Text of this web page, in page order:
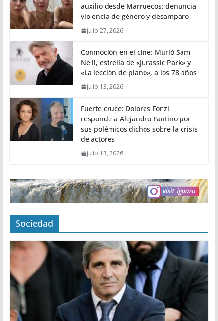
auxilio desde Marruecos: denuncia
violencia de género y desamparo
julio 27, 2026
Conmoción en el cine: Murió Sam
Neill, estrella de «Jurassic Park» y
«La lección de piano», a los 78 años
julio 13, 2026
Fuerte cruce: Dolores Fonzi
responde a Alejandro Fantino por
sus polémicos dichos sobre la crisis
de actores
julio 13, 2026
Sociedad